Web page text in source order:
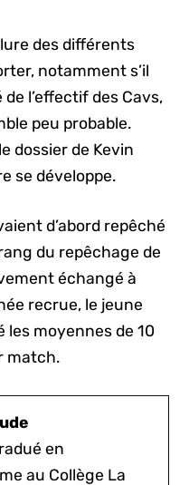
des différents
notamment s’il
l’effectif des Cavs,
peu probable.
dossier de Kevin
se développe.
d’abord repêché
du repêchage de
échangé à
recrue, le jeune
moyennes de 10
match.
en
au Collège La